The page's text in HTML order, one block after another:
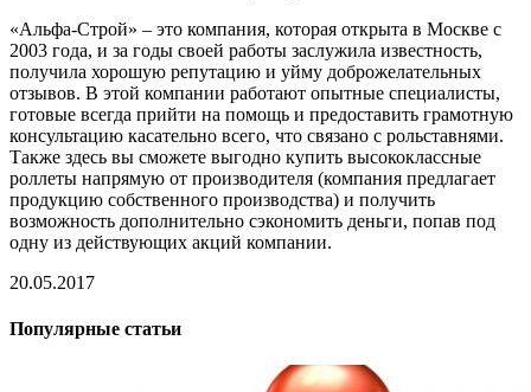
«Альфа-Строй» – это компания, которая открыта в Москве с
2003 года, и за годы своей работы заслужила известность,
получила хорошую репутацию и уйму доброжелательных
отзывов. В этой компании работают опытные специалисты,
готовые всегда прийти на помощь и предоставить грамотную
консультацию касательно всего, что связано с рольставнями.
Также здесь вы сможете выгодно купить высококлассные
роллеты напрямую от производителя (компания предлагает
продукцию собственного производства) и получить
возможность дополнительно сэкономить деньги, попав под
одну из действующих акций компании.
20.05.2017
Популярные статьи